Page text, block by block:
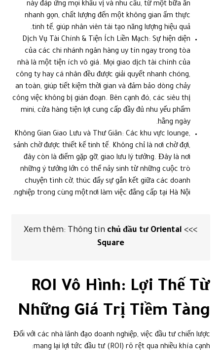
này đáp ứng mọi khẩu vị và nhu cầu, từ một bữa ăn
nhanh gọn, chất lượng đến một không gian ẩm thực
tinh tế, giúp nhân viên tái tạo năng lượng hiệu quả.
Dịch Vụ Tài Chính & Tiện Ích Liền Mạch: Sự hiện diện
của các chi nhánh ngân hàng uy tín ngay trong tòa
nhà là một tiện ích vô giá. Mọi giao dịch tài chính của
công ty hay cá nhân đều được giải quyết nhanh chóng,
an toàn, giúp tiết kiệm thời gian và đảm bảo dòng chảy
công việc không bị gián đoạn. Bên cạnh đó, các siêu thị
mini, cửa hàng tiện lợi cung cấp đầy đủ nhu yếu phẩm
hằng ngày.
Không Gian Giao Lưu và Thư Giãn: Các khu vực lounge,
sảnh chờ được thiết kế tinh tế. Không chỉ là nơi chờ đợi,
đây còn là điểm gặp gỡ, giao lưu lý tưởng. Đây là nơi
những ý tưởng lớn có thể nảy sinh từ những cuộc trò
chuyện tình cờ, thúc đẩy sự gắn kết giữa các doanh
nghiệp trong cùng một nơi làm việc đẳng cấp tại Hà Nội.
>>> Xem thêm: Thông tin
chủ đầu tư Oriental
Square
ROI Vô Hình: Lợi Thế Từ
Những Giá Trị Tiềm Tàng
Đối với các nhà lãnh đạo doanh nghiệp, việc đầu tư chiến lược
mang lại lợi tức đầu tư (ROI) rõ rệt qua nhiều khía cạnh: